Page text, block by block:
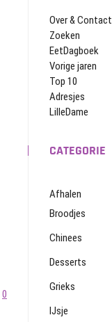
0
Over & Contact
Zoeken
EetDagboek
Vorige jaren
Top 10
Adresjes
LilleDame
CATEGORIE
Afhalen
Broodjes
Chinees
Desserts
Grieks
IJsje